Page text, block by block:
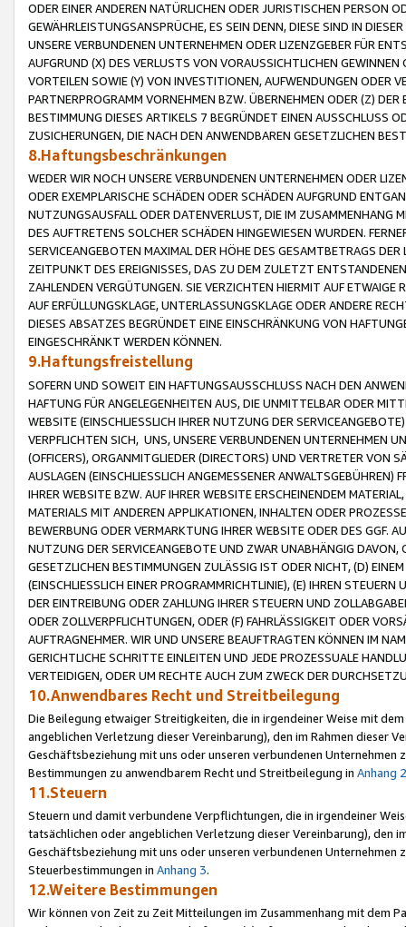
ODER EINER ANDEREN NATÜRLICHEN ODER JURISTISCHEN PERSON
GEWÄHRLEISTUNGSANSPRÜCHE, ES SEIN DENN, DIESE SIND IN
UNSERE VERBUNDENEN UNTERNEHMEN ODER LIZENZGEBER FÜR
AUFGRUND (X) DES VERLUSTS VON VORAUSSICHTLICHEN
VORTEILEN SOWIE (Y) VON INVESTITIONEN, AUFWENDUNGEN ODER
PARTNERPROGRAMM VORNEHMEN BZW. ÜBERNEHMEN ODER (Z)
BESTIMMUNG DIESES ARTIKELS 7 BEGRÜNDET EINEN AUSSCHLUSS
ZUSICHERUNGEN, DIE NACH DEN ANWENDBAREN GESETZLICHEN
8.Haftungsbeschränkungen
WEDER WIR NOCH UNSERE VERBUNDENEN UNTERNEHMEN ODER
ODER EXEMPLARISCHE SCHÄDEN ODER SCHÄDEN AUFGRUND
NUTZUNGSAUSFALL ODER DATENVERLUST, DIE IM ZUSAMMENHANG
DES AUFTRETENS SOLCHER SCHÄDEN HINGEWIESEN WURDEN.
SERVICEANGEBOTEN MAXIMAL DER HÖHE DES GESAMTBETRAGS
ZEITPUNKT DES EREIGNISSES, DAS ZU DEM ZULETZT
ZAHLENDEN VERGÜTUNGEN. SIE VERZICHTEN HIERMIT AUF
AUF ERFÜLLUNGSKLAGE, UNTERLASSUNGSKLAGE ODER ANDERE
DIESES ABSATZES BEGRÜNDET EINE EINSCHRÄNKUNG VON
EINGESCHRÄNKT WERDEN KÖNNEN.
9.Haftungsfreistellung
SOFERN UND SOWEIT EIN HAFTUNGSAUSSCHLUSS NACH DEN
HAFTUNG FÜR ANGELEGENHEITEN AUS, DIE UNMITTELBAR ODER
WEBSITE (EINSCHLIESSLICH IHRER NUTZUNG DER
VERPFLICHTEN SICH, UNS, UNSERE VERBUNDENEN UNTERNEHMEN
(OFFICERS), ORGANMITGLIEDER (DIRECTORS) UND VERTRETER VON
AUSLAGEN (EINSCHLIESSLICH ANGEMESSENER
IHRER WEBSITE BZW. AUF IHRER WEBSITE ERSCHEINENDEM
MATERIALS MIT ANDEREN APPLIKATIONEN, INHALTEN ODER
BEWERBUNG ODER VERMARKTUNG IHRER WEBSITE ODER DES GGF.
NUTZUNG DER SERVICEANGEBOTE UND ZWAR UNABHÄNGIG
GESETZLICHEN BESTIMMUNGEN ZULÄSSIG IST ODER NICHT, (D)
(EINSCHLIESSLICH EINER PROGRAMMRICHTLINIE), (E) IHREN
DER EINTREIBUNG ODER ZAHLUNG IHRER STEUERN UND
ODER ZOLLVERPFLICHTUNGEN, ODER (F) FAHRLÄSSIGKEIT ODER
AUFTRAGNEHMER. WIR UND UNSERE BEAUFTRAGTEN KÖNNEN IM
GERICHTLICHE SCHRITTE EINLEITEN UND JEDE PROZESSUALE
VERTEIDIGEN, ODER UM RECHTE AUCH ZUM ZWECK DER
10.Anwendbares Recht und Streitbeilegung
Die Beilegung etwaiger Streitigkeiten, die in irgendeiner Weise mit
angeblichen Verletzung dieser Vereinbarung), den im Rahmen dieser
Geschäftsbeziehung mit uns oder unseren verbundenen
Bestimmungen zu anwendbarem Recht und Streitbeilegung in Anhang 2
11.Steuern
Steuern und damit verbundene Verpflichtungen, die in irgendeiner
tatsächlichen oder angeblichen Verletzung dieser Vereinbarung), den
Geschäftsbeziehung mit uns oder unseren verbundenen
Steuerbestimmungen in Anhang 3.
12.Weitere Bestimmungen
Wir können von Zeit zu Zeit Mitteilungen im Zusammenhang mit dem